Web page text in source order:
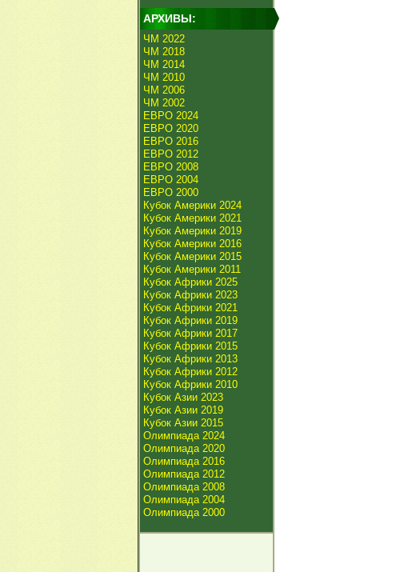
АРХИВЫ:
ЧМ 2022
ЧМ 2018
ЧМ 2014
ЧМ 2010
ЧМ 2006
ЧМ 2002
ЕВРО 2024
ЕВРО 2020
ЕВРО 2016
ЕВРО 2012
ЕВРО 2008
ЕВРО 2004
ЕВРО 2000
Кубок Америки 2024
Кубок Америки 2021
Кубок Америки 2019
Кубок Америки 2016
Кубок Америки 2015
Кубок Америки 2011
Кубок Африки 2025
Кубок Африки 2023
Кубок Африки 2021
Кубок Африки 2019
Кубок Африки 2017
Кубок Африки 2015
Кубок Африки 2013
Кубок Африки 2012
Кубок Африки 2010
Кубок Азии 2023
Кубок Азии 2019
Кубок Азии 2015
Олимпиада 2024
Олимпиада 2020
Олимпиада 2016
Олимпиада 2012
Олимпиада 2008
Олимпиада 2004
Олимпиада 2000